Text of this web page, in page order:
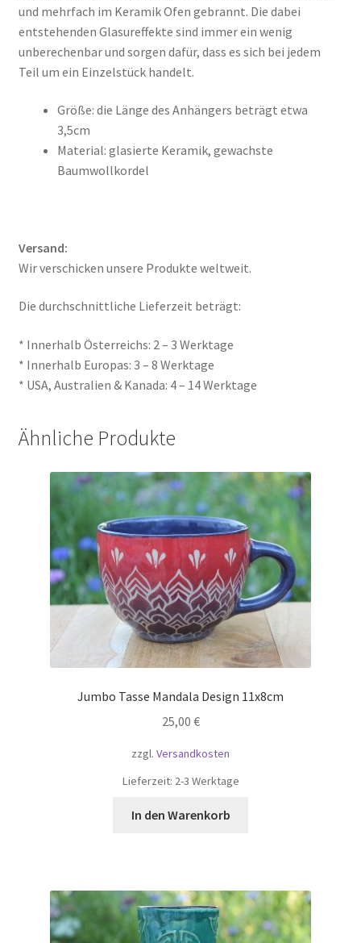
und mehrfach im Keramik Ofen gebrannt. Die dabei
entstehenden Glasureffekte sind immer ein wenig
unberechenbar und sorgen dafür, dass es sich bei jedem
Teil um ein Einzelstück handelt.
Größe: die Länge des Anhängers beträgt etwa
3,5cm
Material: glasierte Keramik, gewachste
Baumwollkordel
Versand:
Wir verschicken unsere Produkte weltweit.
Die durchschnittliche Lieferzeit beträgt:
* Innerhalb Österreichs: 2 – 3 Werktage
* Innerhalb Europas: 3 – 8 Werktage
* USA, Australien & Kanada: 4 – 14 Werktage
Ähnliche Produkte
Jumbo Tasse Mandala Design 11x8cm
25,00 €
zzgl. Versandkosten
Lieferzeit: 2-3 Werktage
In den Warenkorb